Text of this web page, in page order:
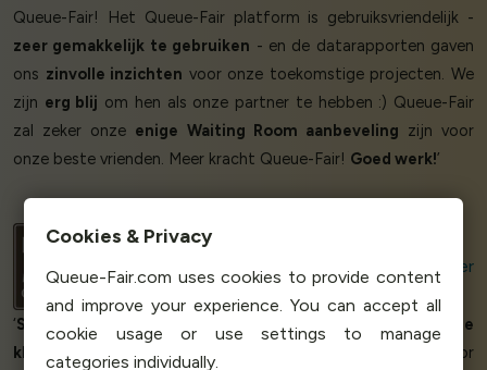
Queue-Fair! Het Queue-Fair platform is gebruiksvriendelijk -
zeer gemakkelijk te gebruiken - en de datarapporten gaven
ons zinvolle inzichten voor onze toekomstige projecten. We
zijn erg blij om hen als onze partner te hebben :) Queue-Fair
zal zeker onze enige Waiting Room aanbeveling zijn voor
onze beste vrienden. Meer kracht Queue-Fair! Goed werk!’
Ana Margarita Capati
Power
‘Schitterend product ondersteund door
een uitstekende
klantenservice. Queue-Fair is de voor
Cookies & Privacy
Queue-Fair.com uses cookies to provide content
and improve your experience. You can accept all
cookie usage or use settings to manage
categories individually.